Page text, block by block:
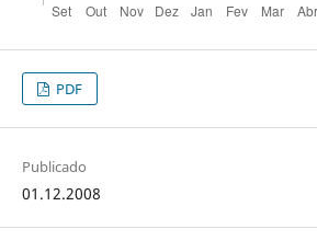
PDF
Publicado
01.12.2008